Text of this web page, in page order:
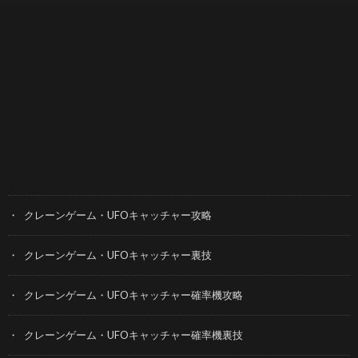
クレーンゲーム・UFOキャッチャー攻略
クレーンゲーム・UFOキャッチャー裏技
クレーンゲーム・UFOキャッチャー確率機攻略
クレーンゲーム・UFOキャッチャー確率機裏技